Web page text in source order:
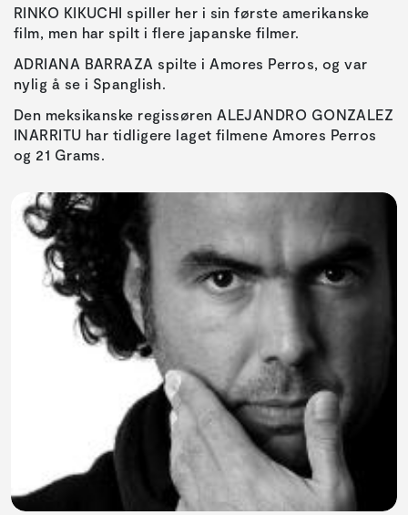
RINKO KIKUCHI spiller her i sin første amerikanske
film, men har spilt i flere japanske filmer.
ADRIANA BARRAZA spilte i Amores Perros, og var
nylig å se i Spanglish.
Den meksikanske regissøren ALEJANDRO GONZALEZ
INARRITU har tidligere laget filmene Amores Perros
og 21 Grams.